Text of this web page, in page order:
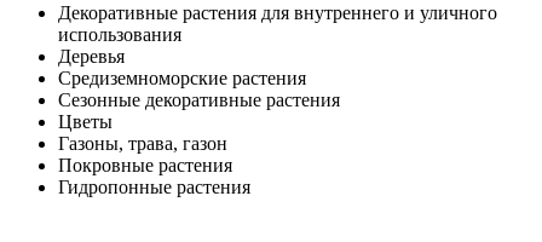
Декоративные растения для внутреннего и уличного
использования
Деревья
Средиземноморские растения
Сезонные декоративные растения
Цветы
Газоны, трава, газон
Покровные растения
Гидропонные растения